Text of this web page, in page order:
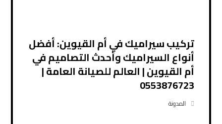
تركيب سيراميك في أم القيوين: أفضل
أنواع السيراميك وأحدث التصاميم في
أم القيوين | العالم للصيانة العامة |
0553876723
المدونة